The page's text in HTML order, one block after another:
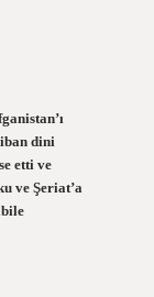
dini
etti ve
ve Şeriat’a